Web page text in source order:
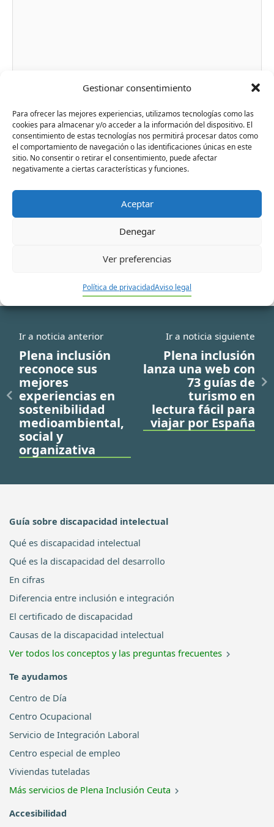
Gestionar consentimiento
Para ofrecer las mejores experiencias, utilizamos tecnologías como las
cookies para almacenar y/o acceder a la información del dispositivo. El
consentimiento de estas tecnologías nos permitirá procesar datos como
el comportamiento de navegación o las identificaciones únicas en este
sitio. No consentir o retirar el consentimiento, puede afectar
negativamente a ciertas características y funciones.
Aceptar
Denegar
Ver preferencias
Política de privacidadAviso legal
Nombre*
Correo
Web
Ir a noticia anterior
Plena inclusión
reconoce sus
mejores
experiencias en
sostenibilidad
medioambiental,
social y
organizativa
Ir a noticia siguiente
Plena inclusión
lanza una web con
73 guías de
turismo en
lectura fácil para
viajar por España
Guía sobre discapacidad intelectual
Qué es discapacidad intelectual
Qué es la discapacidad del desarrollo
En cifras
Diferencia entre inclusión e integración
El certificado de discapacidad
Causas de la discapacidad intelectual
Ver todos los conceptos y las preguntas frecuentes
Te ayudamos
Centro de Día
Centro Ocupacional
Servicio de Integración Laboral
Centro especial de empleo
Viviendas tuteladas
Más servicios de Plena Inclusión Ceuta
Accesibilidad